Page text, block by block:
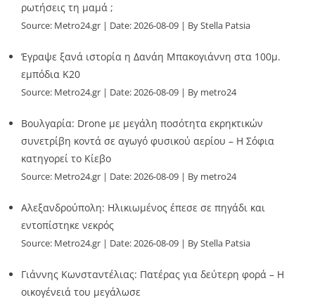
ρωτήσεις τη μαμά ;
Source: Metro24.gr Date: 2026-08-09 By Stella Patsia
Έγραψε ξανά ιστορία η Δανάη Μπακογιάννη στα 100μ.
εμπόδια Κ20
Source: Metro24.gr Date: 2026-08-09 By metro24
Βουλγαρία: Drone με μεγάλη ποσότητα εκρηκτικών
συνετρίβη κοντά σε αγωγό φυσικού αερίου – Η Σόφια
κατηγορεί το Κίεβο
Source: Metro24.gr Date: 2026-08-09 By metro24
Αλεξανδρούπολη: Ηλικιωμένος έπεσε σε πηγάδι και
εντοπίστηκε νεκρός
Source: Metro24.gr Date: 2026-08-09 By Stella Patsia
Γιάννης Κωνσταντέλιας: Πατέρας για δεύτερη φορά – Η
οικογένειά του μεγάλωσε